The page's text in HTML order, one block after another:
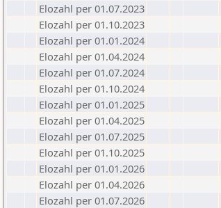
Elozahl per 01.07.2023
Elozahl per 01.10.2023
Elozahl per 01.01.2024
Elozahl per 01.04.2024
Elozahl per 01.07.2024
Elozahl per 01.10.2024
Elozahl per 01.01.2025
Elozahl per 01.04.2025
Elozahl per 01.07.2025
Elozahl per 01.10.2025
Elozahl per 01.01.2026
Elozahl per 01.04.2026
Elozahl per 01.07.2026